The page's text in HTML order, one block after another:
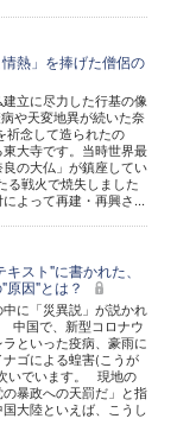
熱」を捧げた僧侶の
立に尽力した行基の像
や天変地異が続いた奈
念して造られたの
大寺です。当時世界最
の大仏」が鎮座してい
戦火で焼失しました
よって再建・再興さ...
スト"に書かれた、
因"とは？
に「災異説」が説かれ
中国で、新型コロナウ
といった疫病、豪雨に
ゴによる蝗害(こうが
いでいます。 現地の
暴政への天罰だ」と指
大陸といえば、こうし